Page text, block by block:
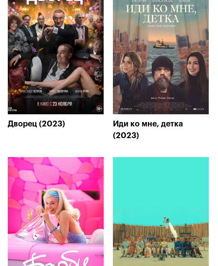
Дворец (2023)
Иди ко мне, детка
(2023)